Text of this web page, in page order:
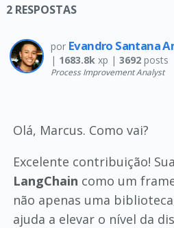
2 RESPOSTAS
por Evandro Santana
| 1683.8kxp | 3692posts
Process Improvement Analyst
Olá, Marcus. Como vai?
Excelente contribuição!
LangChain como um
não apenas uma
ajuda a elevar o nível da